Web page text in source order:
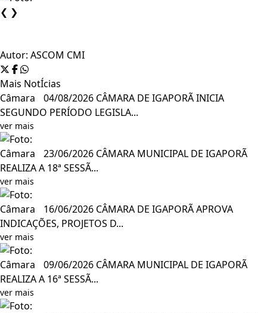
❮ ❯
Autor: ASCOM CMI
Mais NotÍcias
Câmara
04/08/2026 CÂMARA DE IGAPORÃ INICIA
SEGUNDO PERÍODO LEGISLA...
ver mais
Câmara 23/06/2026 CÂMARA MUNICIPAL DE IGAPORÃ
REALIZA A 18ª SESSÃ...
ver mais
Câmara 16/06/2026 CÂMARA DE IGAPORÃ APROVA
INDICAÇÕES, PROJETOS D...
ver mais
Câmara 09/06/2026 CÂMARA MUNICIPAL DE IGAPORÃ
REALIZA A 16ª SESSÃ...
ver mais